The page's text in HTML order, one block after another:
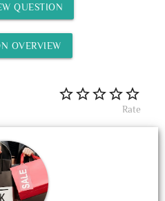
QUESTION
OVERVIEW
Rate